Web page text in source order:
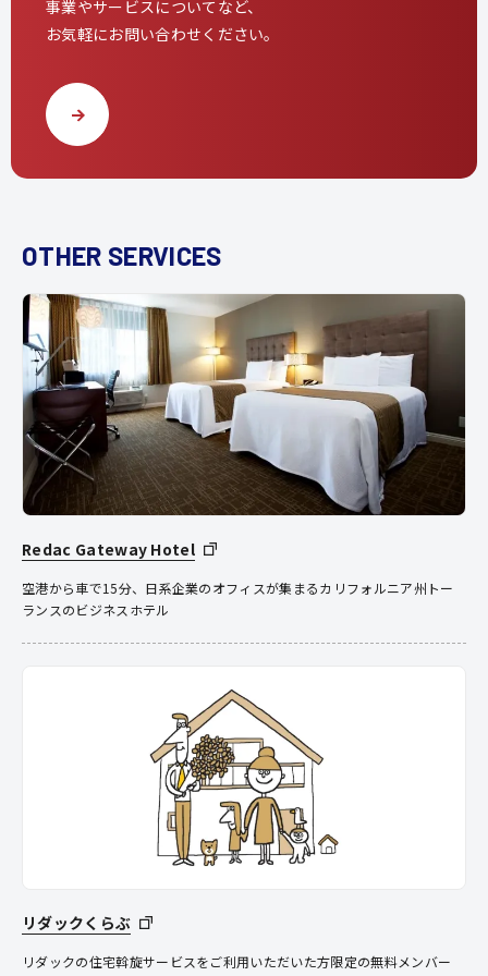
事業やサービスについてなど、
お気軽にお問い合わせください。
OTHER SERVICES
Redac Gateway Hotel
空港から車で15分、日系企業のオフィスが集まるカリフォルニア州トー
ランスのビジネスホテル
リダックくらぶ
リダックの住宅斡旋サービスをご利用いただいた方限定の無料メンバー